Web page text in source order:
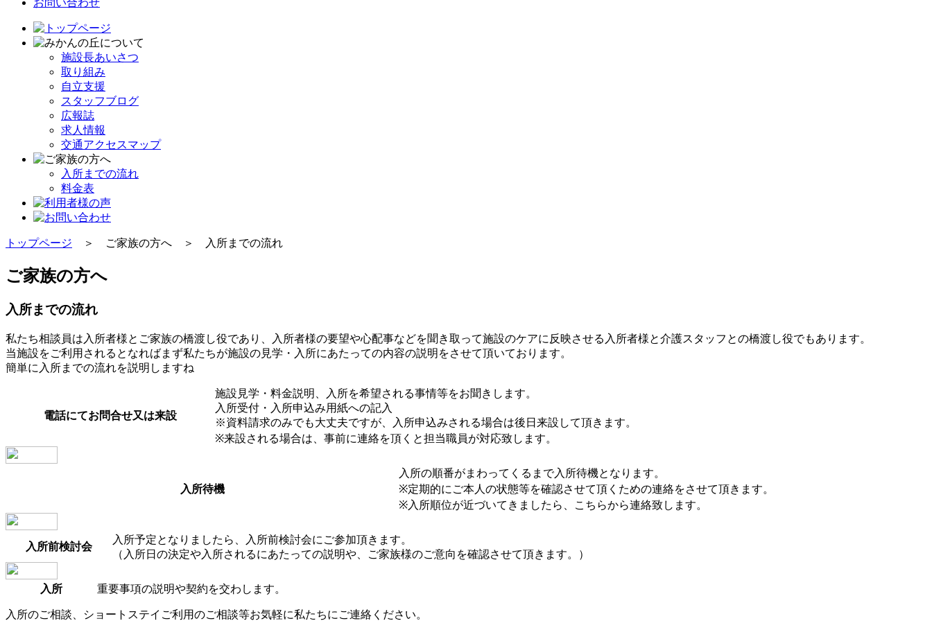
お問い合わせ
施設長あいさつ
取り組み
自立支援
スタッフブログ
広報誌
求人情報
交通アクセスマップ
入所までの流れ
料金表
トップページ ＞ ご家族の方へ ＞ 入所までの流れ
ご家族の方へ
入所までの流れ
私たち相談員は入所者様とご家族の橋渡し役であり、入所者様の要望や心配事などを聞き取って施設のケアに反映させる入所者様と介護スタッフとの橋渡し役でもあります。
当施設をご利用されるとなればまず私たちが施設の見学・入所にあたっての内容の説明をさせて頂いております。
簡単に入所までの流れを説明しますね
電話にてお問合せ又は来設
施設見学・料金説明、入所を希望される事情等をお聞きします。
入所受付・入所申込み用紙への記入
※資料請求のみでも大丈夫ですが、入所申込みされる場合は後日来設して頂きます。
※来設される場合は、事前に連絡を頂くと担当職員が対応致します。
入所待機
入所の順番がまわってくるまで入所待機となります。
※定期的にご本人の状態等を確認させて頂くための連絡をさせて頂きます。
※入所順位が近づいてきましたら、こちらから連絡致します。
入所前検討会
入所予定となりましたら、入所前検討会にご参加頂きます。
（入所日の決定や入所されるにあたっての説明や、ご家族様のご意向を確認させて頂きます。）
入所 重要事項の説明や契約を交わします。
入所のご相談、ショートステイご利用のご相談等お気軽に私たちにご連絡ください。